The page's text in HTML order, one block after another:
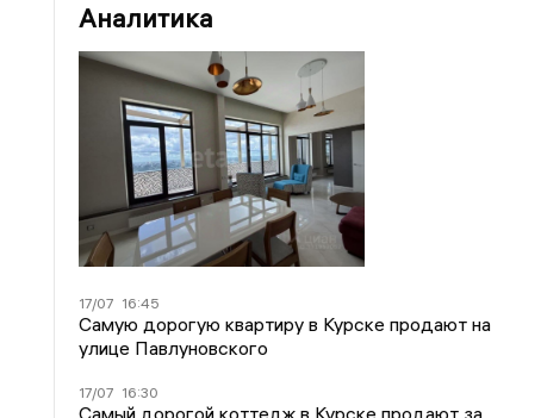
Аналитика
17/07 16:45
Самую дорогую квартиру в Курске продают на
улице Павлуновского
17/07 16:30
Самый дорогой коттедж в Курске продают за